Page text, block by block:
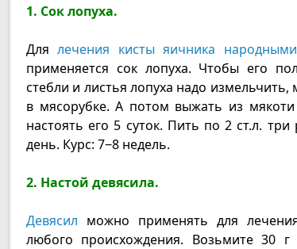
1. Сок лопуха.
Длялечения кисты яичника
применяется сок лопуха. Чтобы его
стебли и листья лопуха надо
в мясорубке. А потом выжать из
настоять его 5 суток. Пить по 2 ст.л. три
день. Курс: 7−8 недель.
2. Настой девясила.
Девясил можно применять для
любого происхождения. Возьмите 30 г